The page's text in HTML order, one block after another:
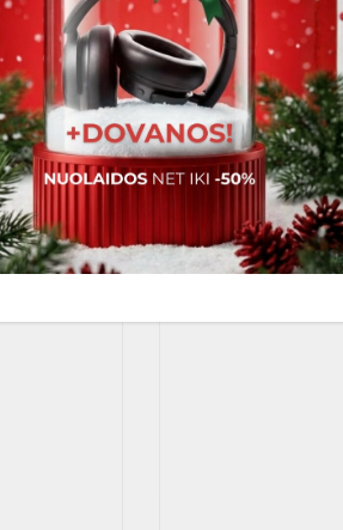
PANAŠIOS PREKĖS